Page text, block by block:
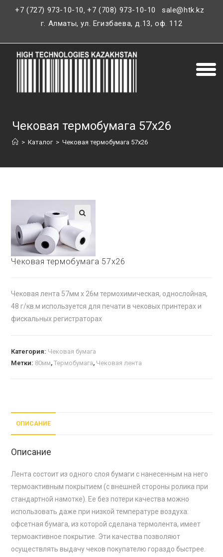
+7 (727) 973-10-10,+7 (708) 973-10-10
sale@htk.kz
г. Алматы, ул. Егизбаева, д.13, оф. 112
Чековая термобумага 57х26
> Каталог > Чековая термобумага 57х26
Чековая термобумага 57х26
Чековая лента 57мм х 26м термохимическая, однослойная,
48 г/кв.м используется для печати в чековых принтерах и
фискальных регистраторах
Категория: Чековая бумага
Метки: 80мм,Термобумага, Чековая лента
ОПИСАНИЕ
Описание
Лента состоит из одного слоя бумаги с нанесенным на него
термоактивным покрытием (с внешней стороны ролика при
стандартной намотке). Ее без потери качества можно
использовать даже при низкой температуре воздуха:
офсетная бумага, из которой сделана термолента, имеет
термоактивное покрытие. Эти качества позволяют
осуществлять выдачу чеков покупателю гораздо быстрее.